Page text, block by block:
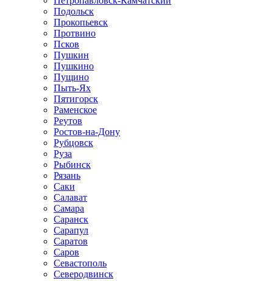
Подольск
Прокопьевск
Протвино
Псков
Пушкин
Пушкино
Пущино
Пыть-Ях
Пятигорск
Раменское
Реутов
Ростов-на-Дону
Рубцовск
Руза
Рыбинск
Рязань
Саки
Салават
Самара
Саранск
Сарапул
Саратов
Саров
Севастополь
Северодвинск